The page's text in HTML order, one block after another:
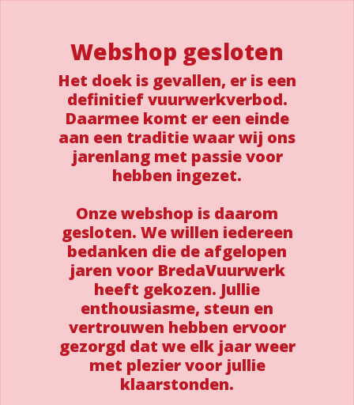
Webshop gesloten
Het doek is gevallen, er is een
definitief vuurwerkverbod.
Daarmee komt er een einde
aan een traditie waar wij ons
jarenlang met passie voor
hebben ingezet.
Onze webshop is daarom
gesloten. We willen iedereen
bedanken die de afgelopen
jaren voor BredaVuurwerk
heeft gekozen. Jullie
enthousiasme, steun en
vertrouwen hebben ervoor
gezorgd dat we elk jaar weer
met plezier voor jullie
klaarstonden.